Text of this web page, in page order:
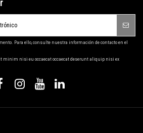
Para ello, consulte nuestra información de contacto en el
nisi eu occaecat occaecat deserunt aliquip nisi ex